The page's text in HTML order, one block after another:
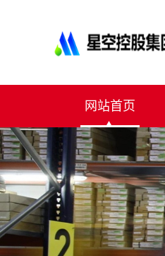
有
仓
储
货
架|
超
货
架|
重
型
网站首页